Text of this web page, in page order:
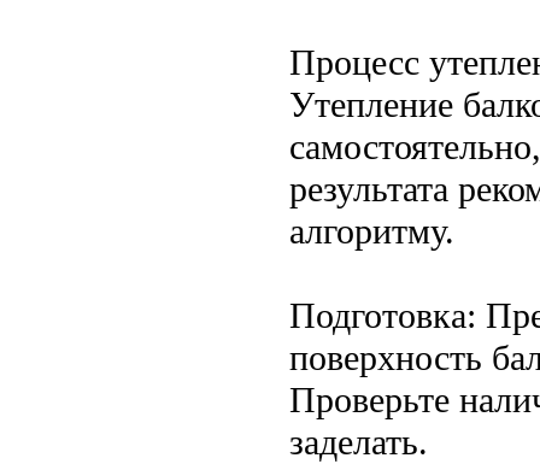
Процесс
Утепление
результата
алгоритму.
Подготовка:
поверхность
Проверьте
заделать.